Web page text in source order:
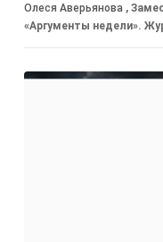
Олеся Аверьянова ,
«Аргументы недели».